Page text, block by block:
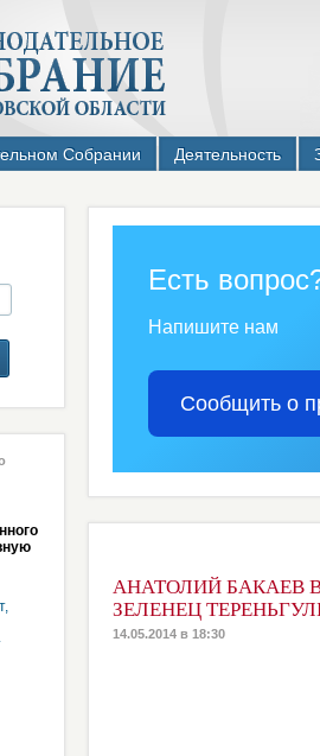
Собрании Деятельность
Есть
Напишите нам
Сообщить о
АНАТОЛИЙ БАКАЕВ
ЗЕЛЕНЕЦ
14.05.2014 в 18:30